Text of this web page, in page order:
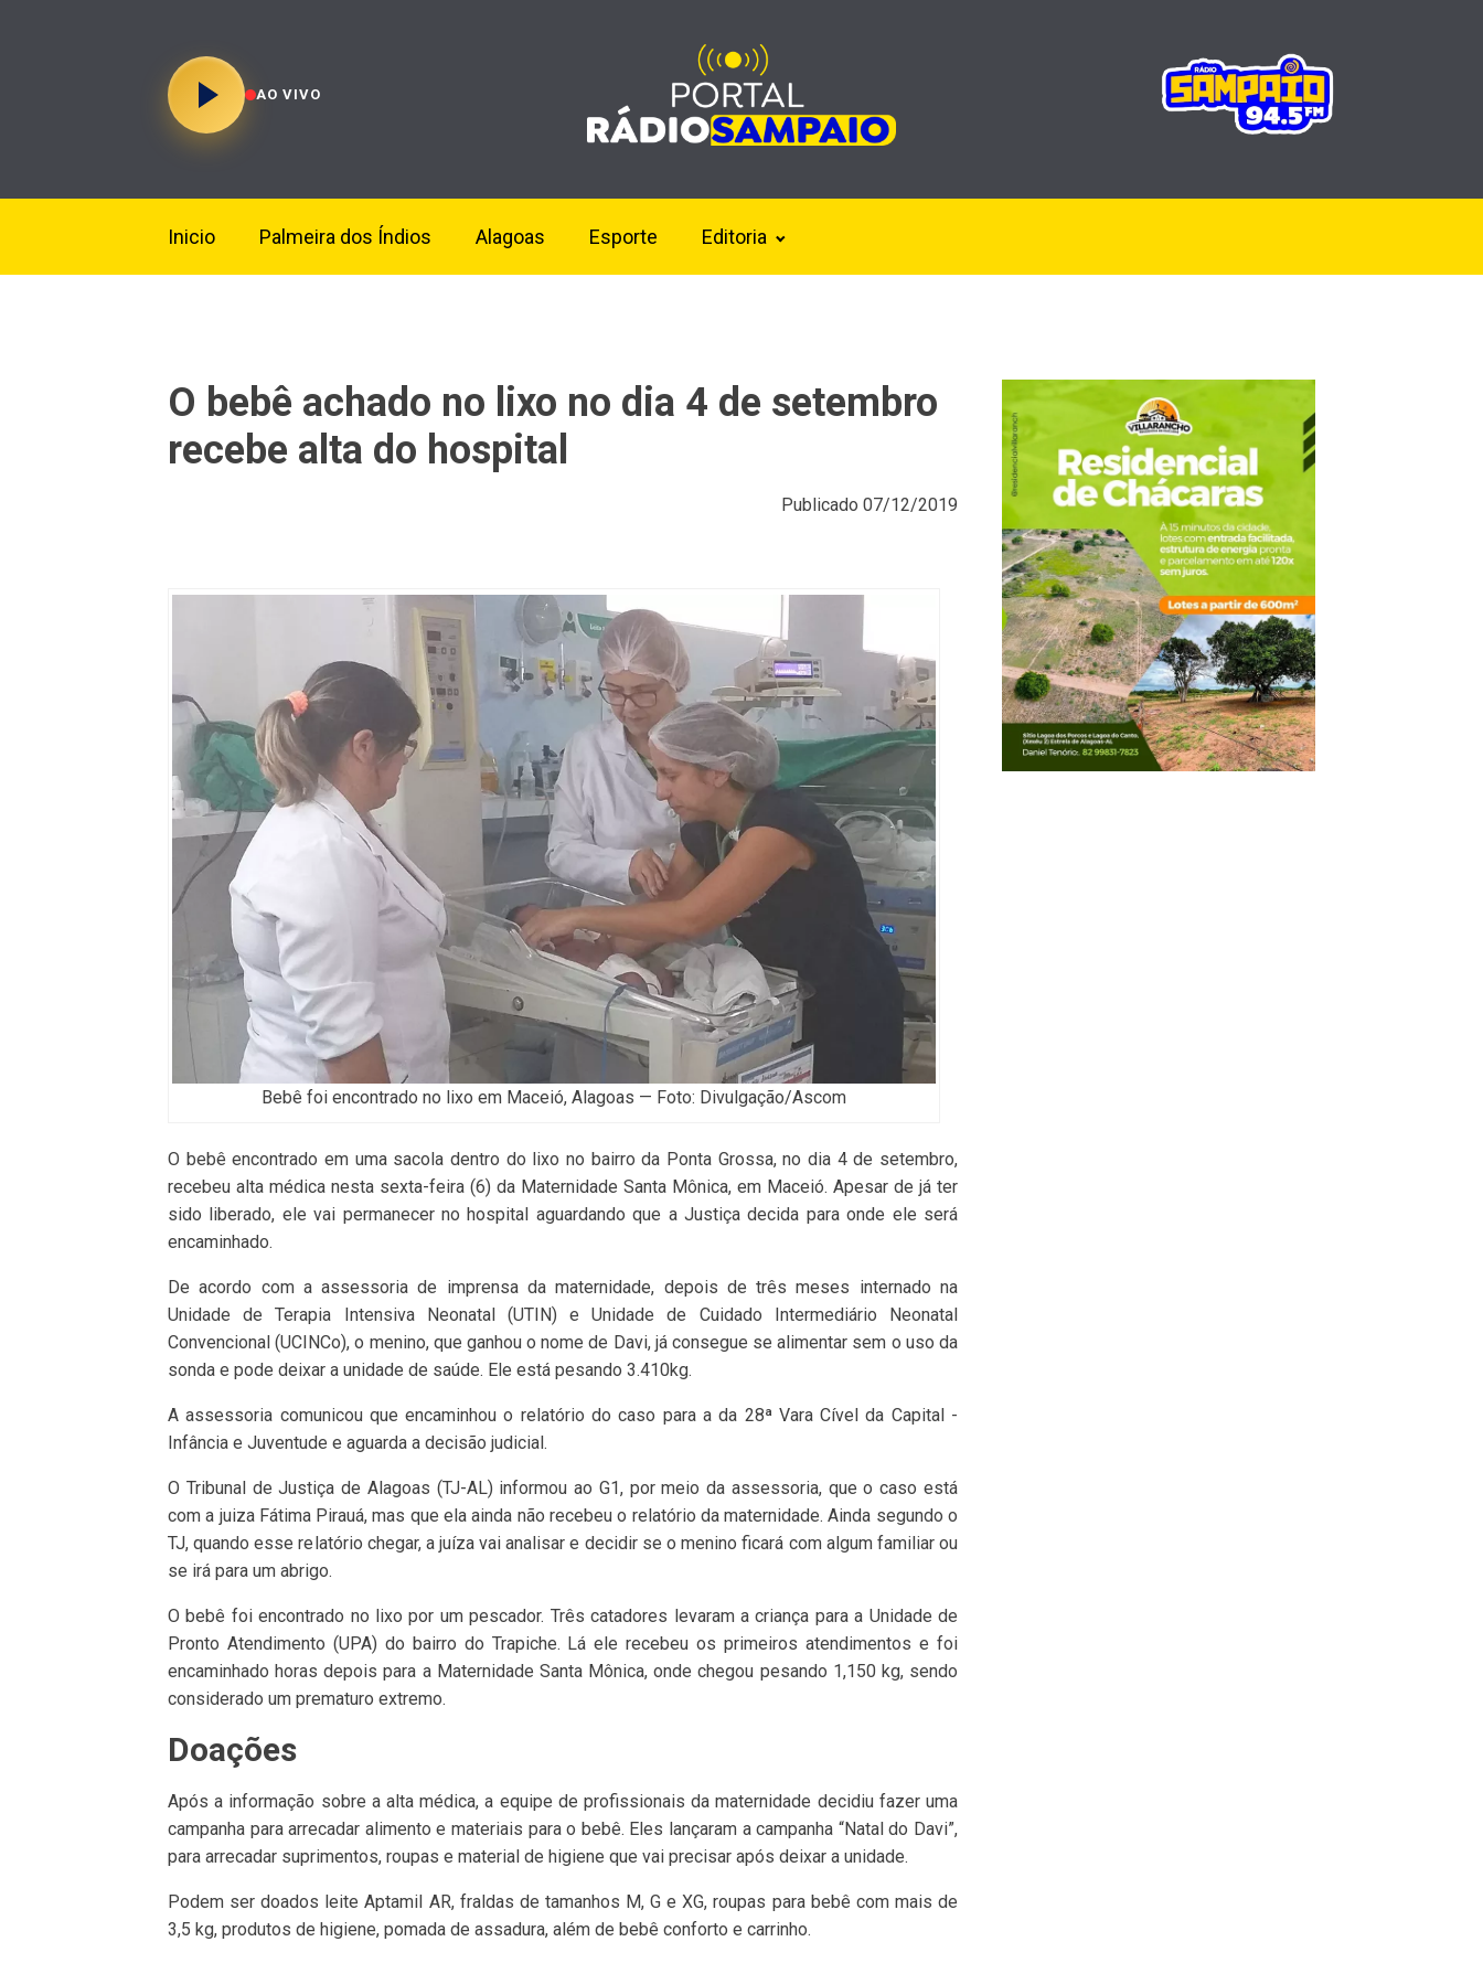
AO VIVO
Inicio Palmeira dos Índios Alagoas Esporte Editoria
O bebê achado no lixo no dia 4 de setembro
recebe alta do hospital
Publicado 07/12/2019
Bebê foi encontrado no lixo em Maceió, Alagoas — Foto: Divulgação/Ascom
O bebê encontrado em uma sacola dentro do lixo no bairro da Ponta Grossa, no dia 4 de setembro,
recebeu alta médica nesta sexta-feira (6) da Maternidade Santa Mônica, em Maceió. Apesar de já ter
sido liberado, ele vai permanecer no hospital aguardando que a Justiça decida para onde ele será
encaminhado.
De acordo com a assessoria de imprensa da maternidade, depois de três meses internado na
Unidade de Terapia Intensiva Neonatal (UTIN) e Unidade de Cuidado Intermediário Neonatal
Convencional (UCINCo), o menino, que ganhou o nome de Davi, já consegue se alimentar sem o uso da
sonda e pode deixar a unidade de saúde. Ele está pesando 3.410kg.
A assessoria comunicou que encaminhou o relatório do caso para a da 28ª Vara Cível da Capital -
Infância e Juventude e aguarda a decisão judicial.
O Tribunal de Justiça de Alagoas (TJ-AL) informou ao G1, por meio da assessoria, que o caso está
com a juiza Fátima Pirauá, mas que ela ainda não recebeu o relatório da maternidade. Ainda segundo o
TJ, quando esse relatório chegar, a juíza vai analisar e decidir se o menino ficará com algum familiar ou
se irá para um abrigo.
O bebê foi encontrado no lixo por um pescador. Três catadores levaram a criança para a Unidade de
Pronto Atendimento (UPA) do bairro do Trapiche. Lá ele recebeu os primeiros atendimentos e foi
encaminhado horas depois para a Maternidade Santa Mônica, onde chegou pesando 1,150 kg, sendo
considerado um prematuro extremo.
Doações
Após a informação sobre a alta médica, a equipe de profissionais da maternidade decidiu fazer uma
campanha para arrecadar alimento e materiais para o bebê. Eles lançaram a campanha “Natal do Davi”,
para arrecadar suprimentos, roupas e material de higiene que vai precisar após deixar a unidade.
Podem ser doados leite Aptamil AR, fraldas de tamanhos M, G e XG, roupas para bebê com mais de
3,5 kg, produtos de higiene, pomada de assadura, além de bebê conforto e carrinho.